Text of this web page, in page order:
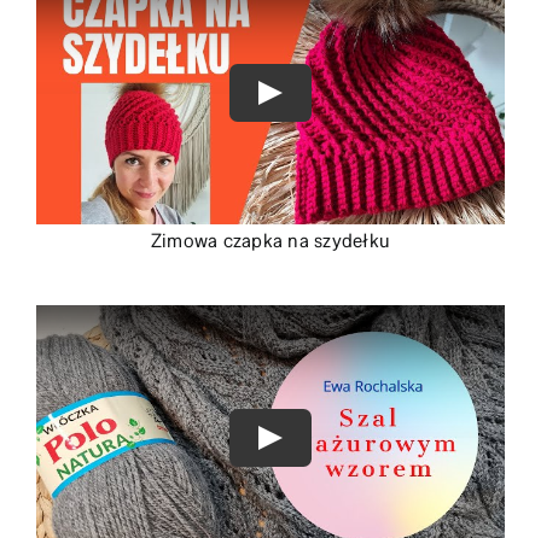
Zimowa czapka na szydełku